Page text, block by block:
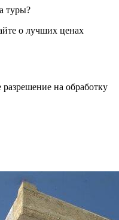
туры?
о лучших ценах
на обработку